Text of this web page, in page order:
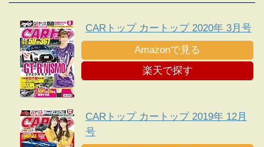
CARトップ カートップ 2020年 3月号
Amazonで見る
楽天で探す
CARトップ カートップ 2019年 12月
号